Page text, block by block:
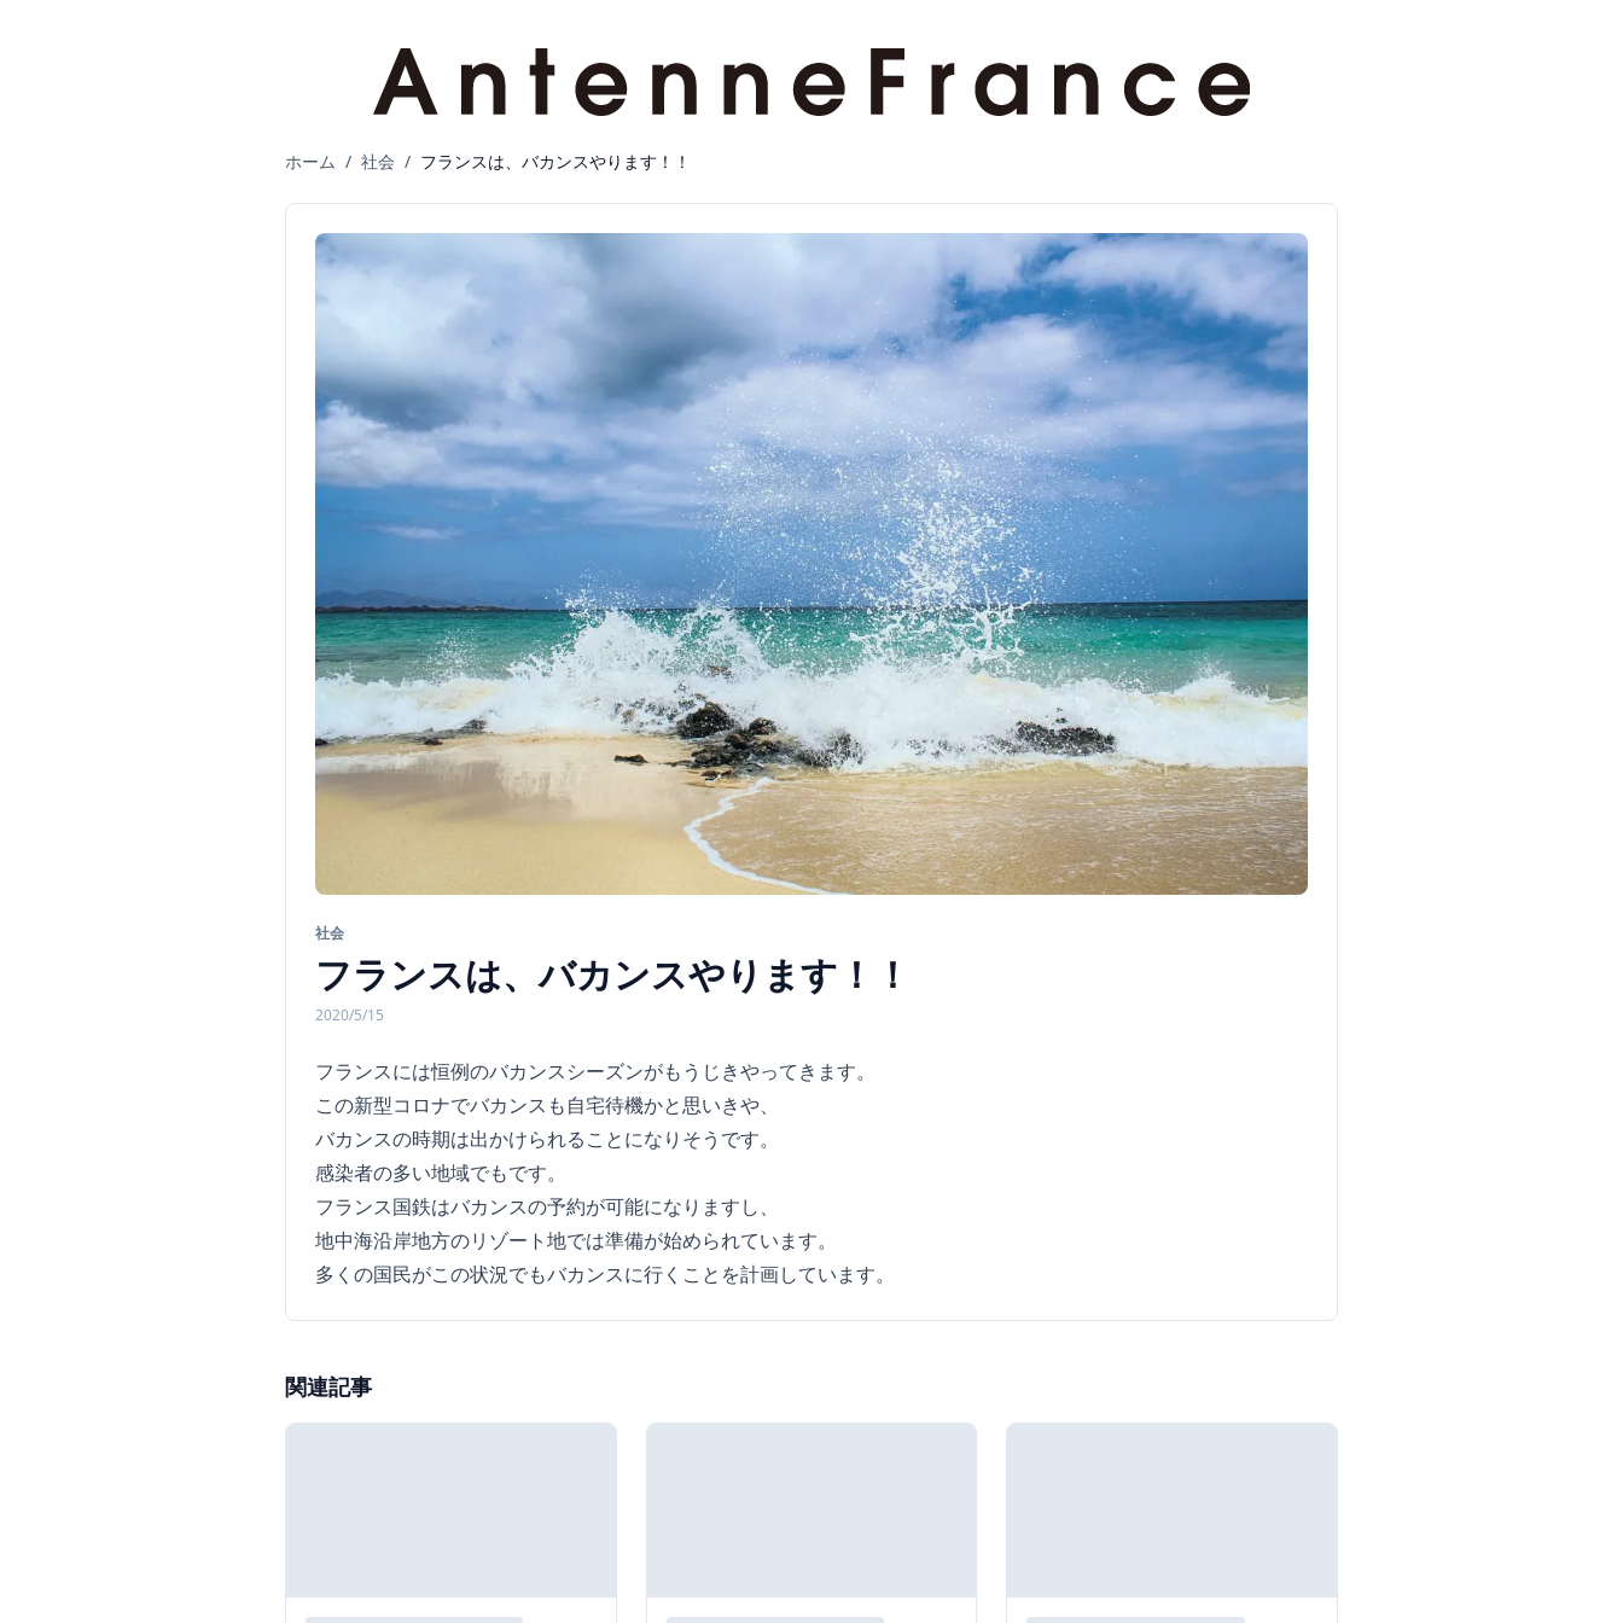
ホーム / 社会 / フランスは、バカンスやります！！
社会
フランスは、バカンスやります！！
2020/5/15
フランスには恒例のバカンスシーズンがもうじきやってきます。
この新型コロナでバカンスも自宅待機かと思いきや、
バカンスの時期は出かけられることになりそうです。
感染者の多い地域でもです。
フランス国鉄はバカンスの予約が可能になりますし、
地中海沿岸地方のリゾート地では準備が始められています。
多くの国民がこの状況でもバカンスに行くことを計画しています。
関連記事